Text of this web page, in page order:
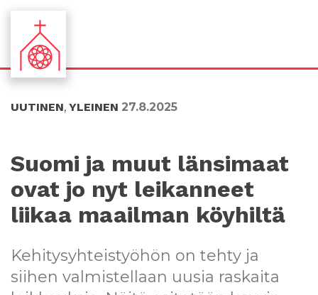
UUTINEN, YLEINEN 27.8.2025
Suomi ja muut länsimaat
ovat jo nyt leikanneet
liikaa maailman köyhiltä
Kehitysyhteistyöhön on tehty ja
siihen valmistellaan uusia raskaita